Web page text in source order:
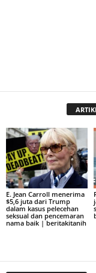
E. Jean Carroll menerima
$5,6 juta dari Trump
dalam kasus pelecehan
seksual dan pencemaran
nama baik | beritakitanih